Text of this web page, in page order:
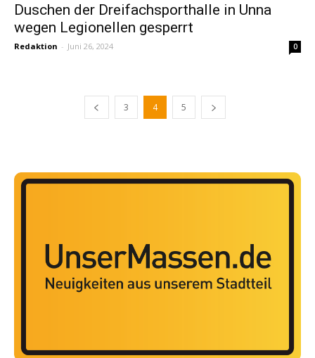
Duschen der Dreifachsporthalle in Unna
wegen Legionellen gesperrt
Redaktion - Juni 26, 2024 0
3 4 5